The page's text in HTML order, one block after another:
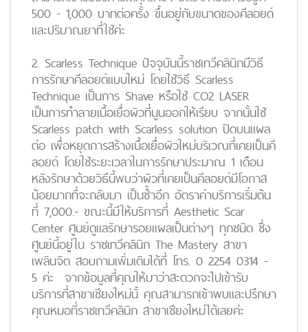
500 - 1,000 บาทต่อครั้ง ขึ้นอยู่กับขนาดของคีลอยด์
และปริมาณยาที่ใช้ค่ะ
2. Scarless Technique ปัจจุบันนี้ราชเทวีคลินิกมีวิธี
การรักษาคีลอยด์แบบใหม่ โดยใช้วิธี Scarless
Technique เป็นการ Shave หรือใช้ CO2 LASER
เป็นการทำลายเนื้อเยื่อผิวที่นูนออกให้เรียบ จากนั้นใช้
Scarless patch with Scarless solution ปิดบนแผล
ต่อ เพื่อหยุดการสร้างเนื้อเยื่อผิวใหม่บริเวณที่เคยเป็นคี
ลอยด์ โดยใช้ระยะเวลาในการรักษาประมาณ 1 เดือน
หลังรักษาด้วยวิธีนี้พบว่าผิวที่เคยเป็นคีลอยด์มีโอกาส
น้อยมากที่จะกลับมา เป็นซ้ำอีก อัตราค่าบริการเริ่มต้น
ที่ 7,000.- ขณะนี้มีให้บริการที่ Aesthetic Scar
Center ศูนย์ดูแลรักษารอยแผลเป็นต่างๆ ทุกชนิด ซึ่ง
ศูนย์นี้อยู่ใน ราชเทวีคลินิก The Mastery สาขา
เพลินจิต สอบถามเพิ่มเติมได้ที่ โทร. 0 2254 0314 -
5 ค่ะ จากข้อมูลที่คุณให้มาว่าสะดวกจะไปเข้ารับ
บริการที่สาขาเชียงใหม่นั้ คุณสามารถเข้าพบและปรึกษา
คุณหมอที่ราชเทวีคลินิก สาขาเชียงใหม่ได้เลยค่ะ